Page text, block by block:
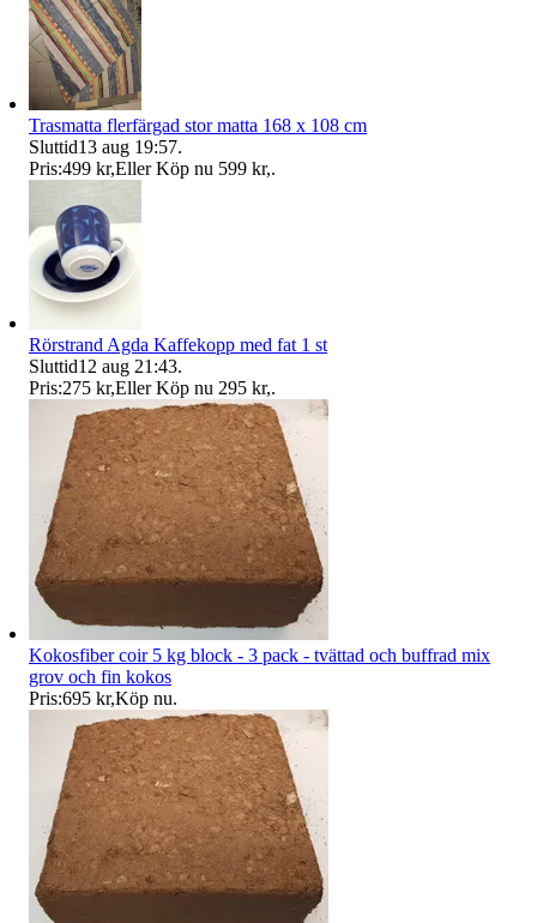
Trasmatta flerfärgad stor matta 168 x 108 cm
Sluttid13 aug 19:57.
Pris:499 kr,Eller Köp nu 599 kr,.
Rörstrand Agda Kaffekopp med fat 1 st
Sluttid12 aug 21:43.
Pris:275 kr,Eller Köp nu 295 kr,.
Kokosfiber coir 5 kg block - 3 pack - tvättad och buffrad mix
grov och fin kokos
Pris:695 kr,Köp nu.